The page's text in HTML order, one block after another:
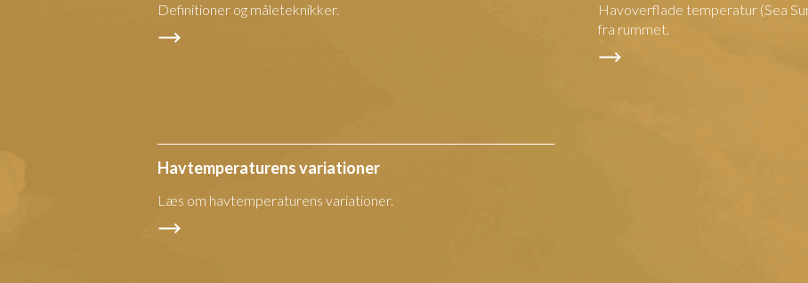
Definitioner og måleteknikker.
Havoverflade temperatur (Sea
fra rummet.
Havtemperaturens variationer
Læs om havtemperaturens variationer.